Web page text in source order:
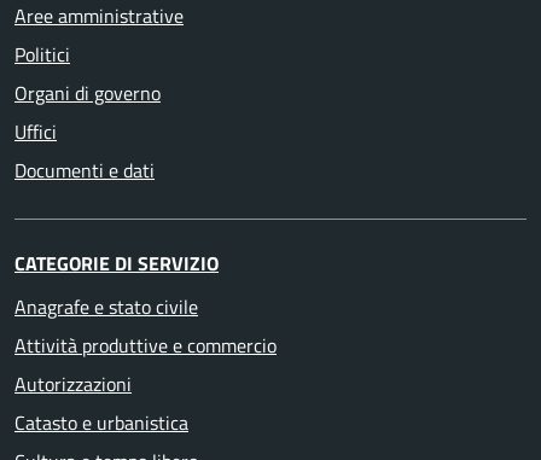
Aree amministrative
Politici
Organi di governo
Uffici
Documenti e dati
CATEGORIE DI SERVIZIO
Anagrafe e stato civile
Attività produttive e commercio
Autorizzazioni
Catasto e urbanistica